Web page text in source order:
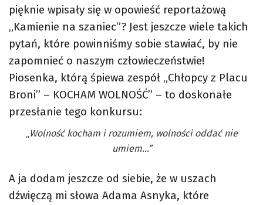
pięknie wpisały się w opowieść reportażową
„Kamienie na szaniec”? Jest jeszcze wiele takich
pytań, które powinniśmy sobie stawiać, by nie
zapomnieć o naszym człowieczeństwie!
Piosenka, którą śpiewa zespół „Chłopcy z Placu
Broni” – KOCHAM WOLNOŚĆ” – to doskonałe
przesłanie tego konkursu:
„Wolność kocham i rozumiem, wolności oddać nie
umiem…”
A ja dodam jeszcze od siebie, że w uszach
dźwięczą mi słowa Adama Asnyka, które